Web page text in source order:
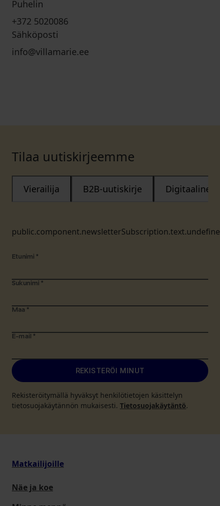
Puhelin
+372 5020086
Sähköposti
info@villamarie.ee
Tilaa uutiskirjeemme
Vierailija B2B-uutiskirje Digitaalinen
Etunimi *
Sukunimi *
Maa *
E-mail *
REKISTERÖI MINUT
Rekisteröitymällä hyväksyt henkilötietojen käsittelyn
tietosuojakäytännön mukaisesti. Tietosuojakäytäntö.
Matkailijoille
Näe ja koe